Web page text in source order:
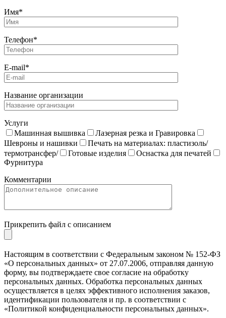
Имя*
Телефон*
E-mail*
Название организации
Услуги
Машинная вышивка
Лазерная резка и Гравировка
Шевроны и нашивки
Печать на материалах: пластизоль/
термотрансфер/
Готовые изделия
Оснастка для печатей
Фурнитура
Комментарии
Прикрепить файл с описанием
Настоящим в соответствии с Федеральным законом № 152-ФЗ
«О персональных данных» от 27.07.2006, отправляя данную
форму, вы подтверждаете свое согласие на обработку
персональных данных. Обработка персональных данных
осуществляется в целях эффективного исполнения заказов,
идентификации пользователя и пр. в соответствии с
«Политикой конфиденциальности персональных данных».